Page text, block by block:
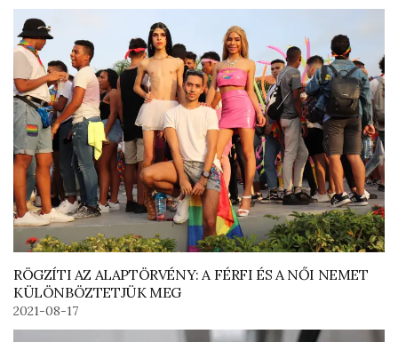
RÖGZÍTI AZ ALAPTÖRVÉNY: A FÉRFI ÉS A NŐI NEMET
KÜLÖNBÖZTETJÜK MEG
2021-08-17